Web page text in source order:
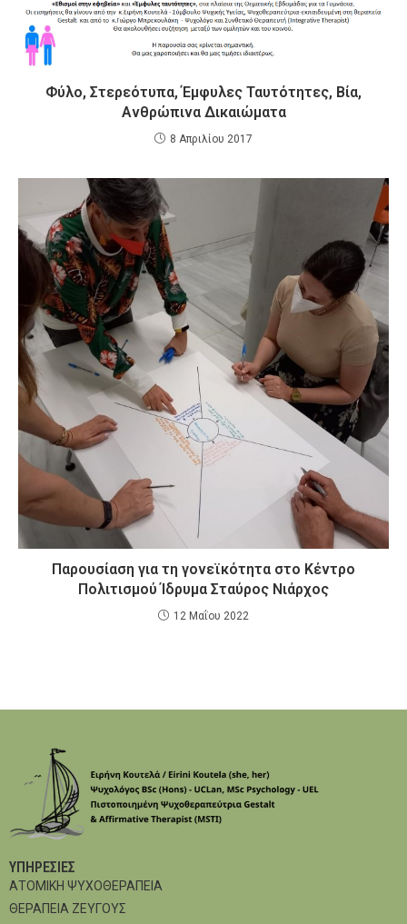
Φύλο, Στερεότυπα, Έμφυλες Ταυτότητες, Βία,
Ανθρώπινα Δικαιώματα
8 Απριλίου 2017
Παρουσίαση για τη γονεϊκότητα στο Κέντρο
Πολιτισμού Ίδρυμα Σταύρος Νιάρχος
12 Μαΐου 2022
ΥΠΗΡΕΣΊΕΣ
ΑΤΟΜΙΚΗ ΨΥΧΟΘΕΡΑΠΕΙΑ
ΘΕΡΑΠΕΙΑ ΖΕΥΓΟΥΣ